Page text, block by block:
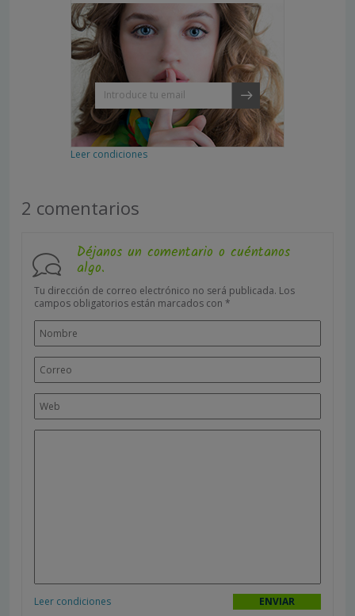
Leer condiciones
2 comentarios
Déjanos un comentario o cuéntanos
algo.
Tu dirección de correo electrónico no será publicada. Los
campos obligatorios están marcados con *
Leer condiciones